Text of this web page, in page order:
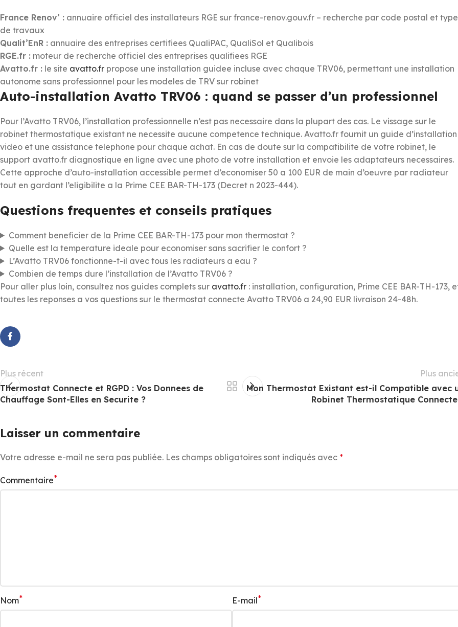
France Renov’ : annuaire officiel des installateurs RGE sur france-renov.gouv.fr – recherche par code postal et type
de travaux
Qualit’EnR : annuaire des entreprises certifiees QualiPAC, QualiSol et Qualibois
RGE.fr : moteur de recherche officiel des entreprises qualifiees RGE
Avatto.fr : le site avatto.fr propose une installation guidee incluse avec chaque TRV06, permettant une installation
autonome sans professionnel pour les modeles de TRV sur robinet
Auto-installation Avatto TRV06 : quand se passer d’un professionnel
Pour l’Avatto TRV06, l’installation professionnelle n’est pas necessaire dans la plupart des cas. Le vissage sur le
robinet thermostatique existant ne necessite aucune competence technique. Avatto.fr fournit un guide d’installation
video et une assistance telephone pour chaque achat. En cas de doute sur la compatibilite de votre robinet, le
support avatto.fr diagnostique en ligne avec une photo de votre installation et envoie les adaptateurs necessaires.
Cette approche d’auto-installation accessible permet d’economiser 50 a 100 EUR de main d’oeuvre par radiateur
tout en gardant l’eligibilite a la Prime CEE BAR-TH-173 (Decret n 2023-444).
Questions frequentes et conseils pratiques
Comment beneficier de la Prime CEE BAR-TH-173 pour mon thermostat ?
Quelle est la temperature ideale pour economiser sans sacrifier le confort ?
L’Avatto TRV06 fonctionne-t-il avec tous les radiateurs a eau ?
Combien de temps dure l’installation de l’Avatto TRV06 ?
Pour aller plus loin, consultez nos guides complets sur avatto.fr : installation, configuration, Prime CEE BAR-TH-173,
toutes les reponses a vos questions sur le thermostat connecte Avatto TRV06 a 24,90 EUR livraison 24-48h.
Plus récent
Thermostat Connecte et RGPD : Vos Donnees de
Chauffage Sont-Elles en Securite ?
Plus
Mon Thermostat Existant est-il Compatible avec
Robinet Thermostatique
Laisser un commentaire
Votre adresse e-mail ne sera pas publiée. Les champs obligatoires sont indiqués avec *
Commentaire*
Nom* E-mail*